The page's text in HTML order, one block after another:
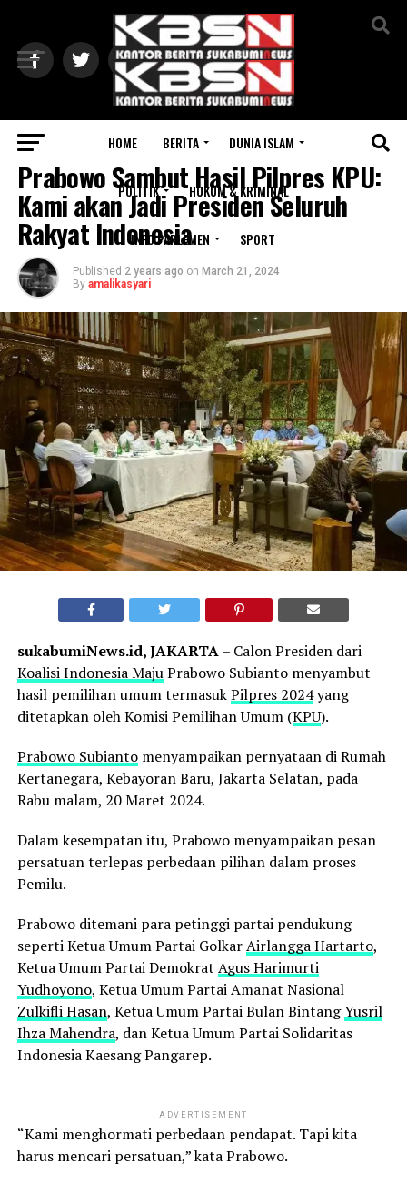
HOME BERITA DUNIA ISLAM
POLITIK HUKUM & KRIMINAL
INFO PARLEMEN SPORT
POLITIK
Prabowo Sambut Hasil Pilpres KPU:
Kami akan Jadi Presiden Seluruh
Rakyat Indonesia
Published 2 years ago on March 21, 2024
By amalikasyari
sukabumiNews.id, JAKARTA– Calon Presiden dari
Koalisi Indonesia MajuPrabowo Subianto menyambut
hasil pemilihan umum termasukPilpres 2024yang
ditetapkan oleh Komisi Pemilihan Umum (KPU).
Prabowo Subiantomenyampaikan pernyataan di Rumah
Kertanegara, Kebayoran Baru, Jakarta Selatan, pada
Rabu malam, 20 Maret 2024.
Dalam kesempatan itu, Prabowo menyampaikan pesan
persatuan terlepas perbedaan pilihan dalam proses
Pemilu.
Prabowo ditemani para petinggi partai pendukung
seperti Ketua Umum Partai GolkarAirlangga Hartarto,
Ketua Umum Partai Demokrat Agus Harimurti
Yudhoyono, Ketua Umum Partai Amanat Nasional
Zulkifli Hasan, Ketua Umum Partai Bulan BintangYusril
Ihza Mahendra, dan Ketua Umum Partai Solidaritas
Indonesia Kaesang Pangarep.
ADVERTISEMENT
“Kami menghormati perbedaan pendapat. Tapi kita
harus mencari persatuan,” kata Prabowo.
Exit mobile version